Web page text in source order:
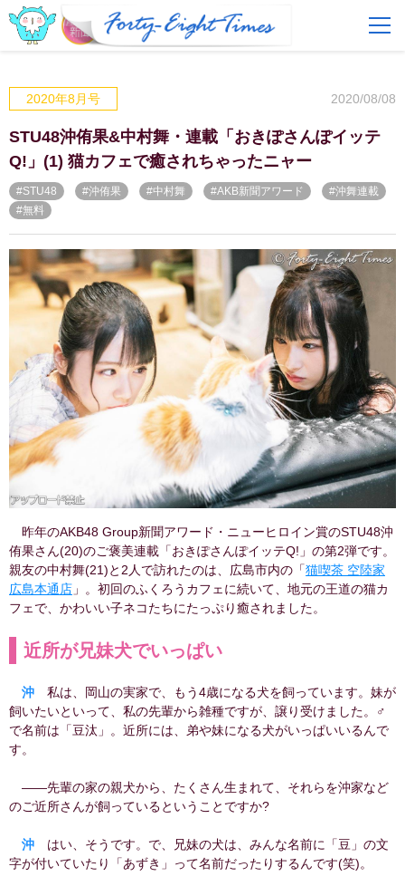
FAQ
ログイン 会員登録
2020年8月号 2020/08/08
STU48沖侑果&中村舞・連載「おきぽさんぽイッテ
Q!」(1) 猫カフェで癒されちゃったニャー
#STU48 #沖侑果 #中村舞 #AKB新聞アワード
#沖舞連載
#無料
昨年のAKB48 Group新聞アワード・ニューヒロイン賞のSTU48沖
侑果さん(20)のご褒美連載「おきぽさんぽイッテQ!」の第2弾です。
親友の中村舞(21)と2人で訪れたのは、広島市内の「猫喫茶 空陸家
広島本通店 」。初回のふくろうカフェに続いて、地元の王道の猫カ
フェで、かわいい子ネコたちにたっぷり癒されました。
近所が兄妹犬でいっぱい
沖 私は、岡山の実家で、もう4歳になる犬を飼っています。妹が
飼いたいといって、私の先輩から雑種ですが、譲り受けました。♂
で名前は「豆汰」。近所には、弟や妹になる犬がいっぱいいるんで
す。
――先輩の家の親犬から、たくさん生まれて、それらを沖家など
のご近所さんが飼っているということですか?
沖 はい、そうです。で、兄妹の犬は、みんな名前に「豆」の文
字が付いていたり「あずき」って名前だったりするんです(笑)。